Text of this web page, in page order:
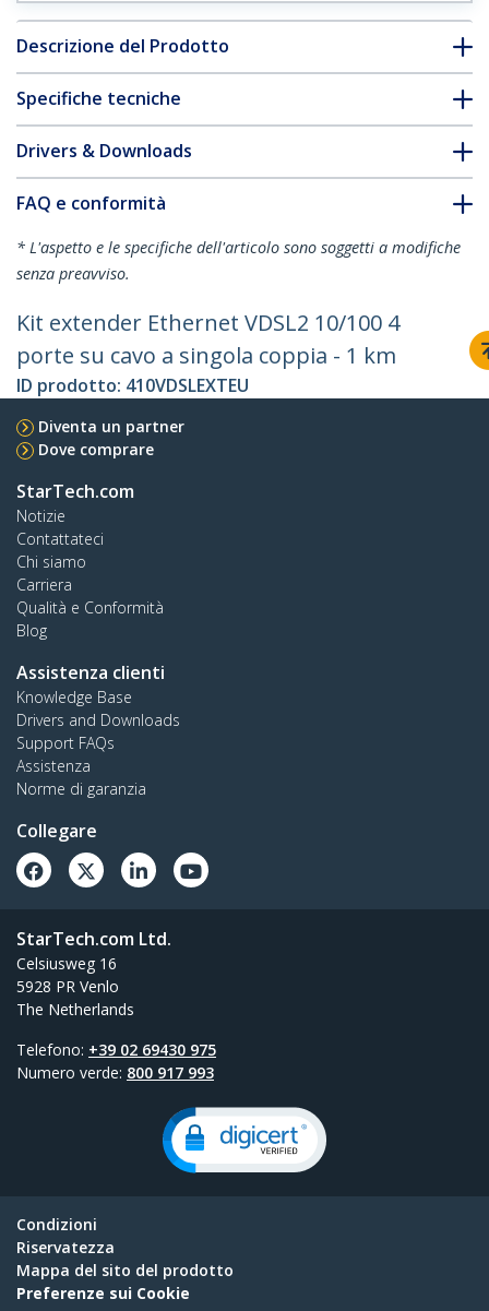
Descrizione del Prodotto
Specifiche tecniche
Drivers & Downloads
FAQ e conformità
* L'aspetto e le specifiche dell'articolo sono soggetti a modifiche
senza preavviso.
Kit extender Ethernet VDSL2 10/100 4
porte su cavo a singola coppia - 1 km
ID prodotto: 410VDSLEXTEU
Diventa un partner
Dove comprare
StarTech.com
Notizie
Contattateci
Chi siamo
Carriera
Qualità e Conformità
Blog
Assistenza clienti
Knowledge Base
Drivers and Downloads
Support FAQs
Assistenza
Norme di garanzia
Collegare
StarTech.com Ltd.
Celsiusweg 16
5928 PR Venlo
The Netherlands
Telefono: +39 02 69430 975
Numero verde: 800 917 993
Condizioni
Riservatezza
Mappa del sito del prodotto
Preferenze sui Cookie